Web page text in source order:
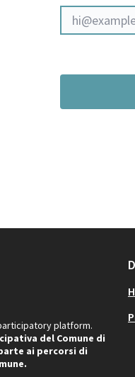
platform.
del Comune di
ai percorsi di